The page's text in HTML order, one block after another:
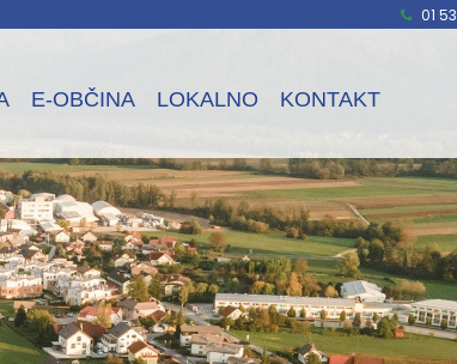
01
E-OBČINA LOKALNO KONTAKT